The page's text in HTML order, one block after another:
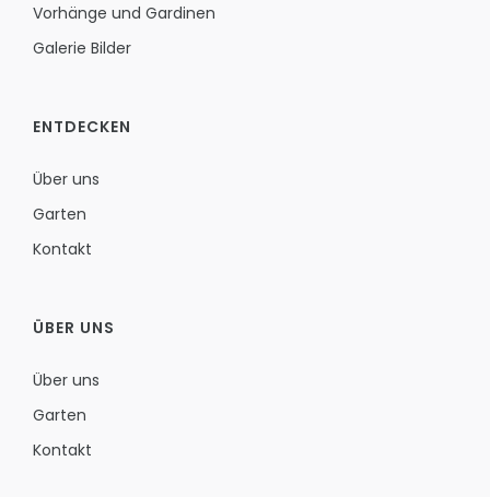
Vorhänge und Gardinen
Galerie Bilder
ENTDECKEN
Über uns
Garten
Kontakt
ÜBER UNS
Über uns
Garten
Kontakt